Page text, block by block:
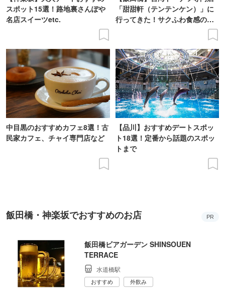
スポット15選！路地裏さんぽや
名店スイーツetc.
「甜甜軒（テンテンケン）」に
行ってきた！サクふわ食感のド
中目黒のおすすめカフェ8選！古
民家カフェ、チャイ専門店など
【品川】おすすめデートスポッ
ト18選！定番から話題のスポッ
トまで
飯田橋・神楽坂でおすすめのお店 PR
飯田橋ビアガーデン SHINSOUEN
TERRACE
水道橋駅
おすすめ 外飲み